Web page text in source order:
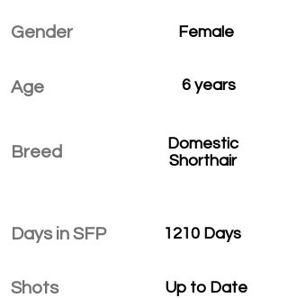
Gender
Age
Breed
Days in SFP
Shots
Female
6 years
Domestic
Shorthair
1210 Days
Up to Date